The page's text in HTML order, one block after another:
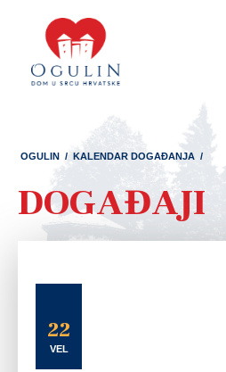
OGULIN / KALENDAR DOGAĐANJA /
DOGAĐAJI
22
VEL